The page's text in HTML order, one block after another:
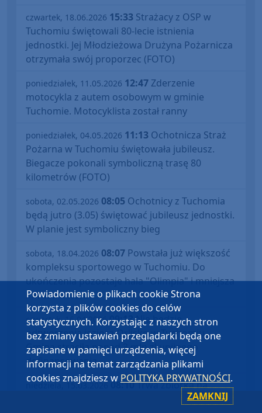
czwartek, 18.06.2026 15:33 Strażacy z OSP w
Tuchomiu świętowali 80-lecie istnienia
jednostki. Jej Młodzieżowa Drużyna Pożarnicza
otrzymała swój proporzec (FOTO)
poniedziałek, 11.05.2026 12:47 Zderzenie
motocykla z autem osobowym w gminie
Tuchomie. Motocyklista został ranny
poniedziałek, 04.05.2026 11:13 Ochotnicza Straż
Pożarna w Tuchomiu świętowała jubileusz.
Biegacze pokonali symboliczną trasę 80
kilometrów (FOTO)
sobota, 02.05.2026 08:05 Ochotnicy z Tuchomia
będą jutro (3.05) świętować jubileusz jednostki.
W planie jest symboliczny bieg
sobota, 18.04.2026 08:07 Powstała już większość
kompleksu sportowego w Tuchomiu. Do
ukończenia pozostaje hala "Olimpia" i mniejsza
infrastruktura
czwartek, 16.04.2026 09:13Nie będzie
odtworzenia jeziora Orlicko w Tuchomiu.
Gmina straciła ponad 3 mln zł unijnego
dofinansowania
niedziela, 15.03.2026 08:10Trwa zbiórka na
proporzec Młodzieżowej Drużyny Pożarniczej
Powiadomienie o plikach cookie Strona
korzysta z plików cookies do celów
statystycznych. Korzystając z naszych stron
bez zmiany ustawień przeglądarki będą one
zapisane w pamięci urządzenia, więcej
informacji na temat zarządzania plikami
cookies znajdziesz w POLITYKA PRYWATNOŚCI.
ZAMKNIJ